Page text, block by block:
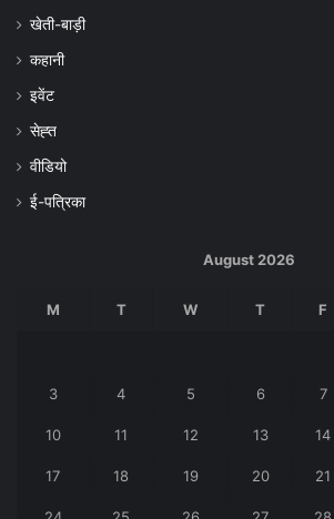
खेती-बाड़ी
कहानी
इवेंट
सेह्त
वीडियो
ई-पत्रिका
August 2026
M T W T F
3 4 5 6 7
10 11 12 13 14
17 18 19 20 21